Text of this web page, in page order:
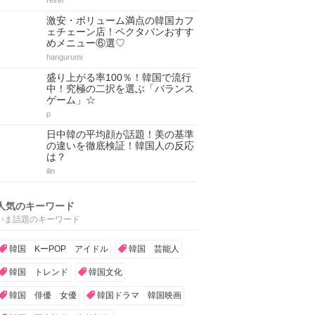
激安・ボリューム満点の韓国カフ
ェチェーン店！ペクタバンおすす
めメニュー⑥選♡
hangurumi
盛り上がる率100％！韓国で流行
中！究極の二択を選ぶ「バランス
ゲーム」☆
p
日中韓の平均顔が話題！美の基準
の違いを徹底検証！韓国人の反応
は？
ilin
気のキーワード
ま話題のキーワード
韓国 KーPOP アイドル 韓国 芸能人
韓国 トレンド 韓国文化
韓国 俳優 女優 韓国ドラマ 韓国映画